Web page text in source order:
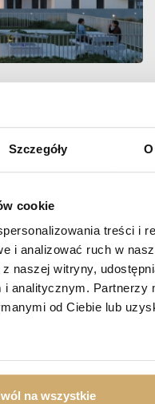
Szczegóły
cookie
treści i
i analizować ruch w
naszej witryny,
analitycznym. Partnerzy
od Ciebie lub
na wszystkie
87,